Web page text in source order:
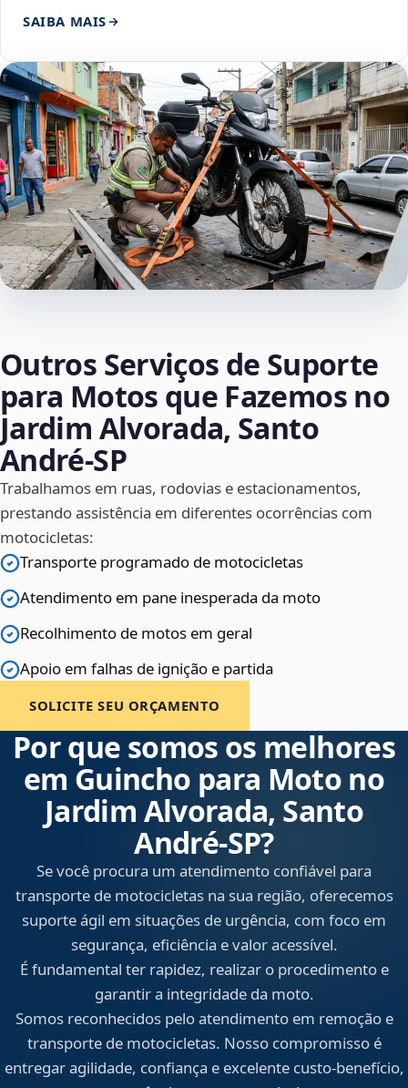
SAIBA MAIS
Outros Serviços de Suporte
para Motos que Fazemos no
Jardim Alvorada, Santo
André‑SP
Trabalhamos em ruas, rodovias e estacionamentos,
prestando assistência em diferentes ocorrências com
motocicletas:
Transporte programado de motocicletas
Atendimento em pane inesperada da moto
Recolhimento de motos em geral
Apoio em falhas de ignição e partida
SOLICITE SEU ORÇAMENTO
Por que somos os melhores
em Guincho para Moto no
Jardim Alvorada, Santo
André‑SP?
Se você procura um atendimento confiável para
transporte de motocicletas na sua região, oferecemos
suporte ágil em situações de urgência, com foco em
segurança, eficiência e valor acessível.
É fundamental ter rapidez, realizar o procedimento e
garantir a integridade da moto.
Somos reconhecidos pelo atendimento em remoção e
transporte de motocicletas. Nosso compromisso é
entregar agilidade, confiança e excelente custo-benefício,